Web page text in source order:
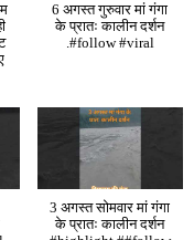
6 अगस्त गुरुवार मां गंगा
के प्रातः कालीन दर्शन
.#follow #viral
3 अगस्त सोमवार मां गंगा
के प्रातः कालीन दर्शन